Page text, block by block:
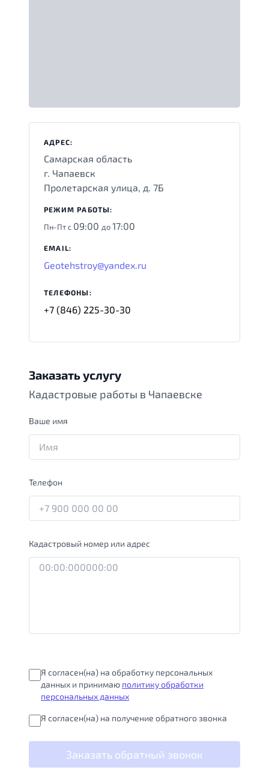
АДРЕС:
Самарская область
г. Чапаевск
Пролетарская улица, д. 7Б
РЕЖИМ РАБОТЫ:
Пн-Пт с 09:00 до17:00
EMAIL:
Geotehstroy@yandex.ru
ТЕЛЕФОНЫ:
+7 (846) 225-30-30‬
Заказать услугу
Кадастровые работы в Чапаевске
Ваше имя
Телефон
Кадастровый номер или адрес
Я согласен(на) на обработку персональных
данных и принимаю политику обработки
персональных данных
Я согласен(на) на получение обратного звонка
Заказать обратный звонок